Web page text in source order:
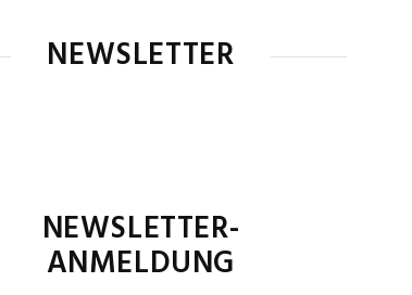
NEWSLETTER
NEWSLETTER-
ANMELDUNG